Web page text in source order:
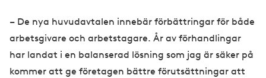
– De nya huvudavtalen innebär förbättringar för både
arbetsgivare och arbetstagare. År av förhandlingar
har landat i en balanserad lösning som jag är säker på
kommer att ge företagen bättre förutsättningar att